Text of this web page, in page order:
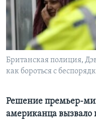
Learning English
СОЦИАЛЬНЫЕ СЕТИ
Британская полиция,
как бороться с
Решение премьер-
американца вызвало